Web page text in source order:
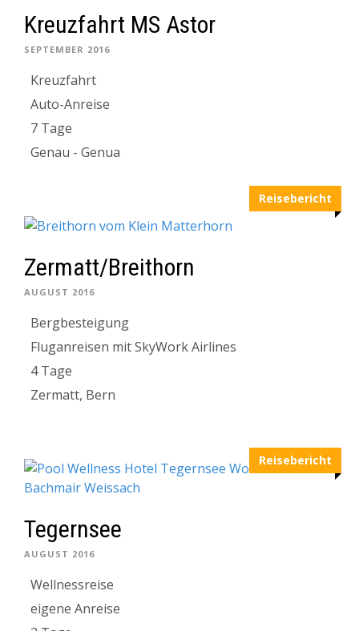
Kreuzfahrt MS Astor
SEPTEMBER 2016
Kreuzfahrt
Auto-Anreise
7 Tage
Genau - Genua
Reisebericht
Zermatt/Breithorn
AUGUST 2016
Bergbesteigung
Fluganreisen mit SkyWork Airlines
4 Tage
Zermatt, Bern
Reisebericht
Tegernsee
AUGUST 2016
Wellnessreise
eigene Anreise